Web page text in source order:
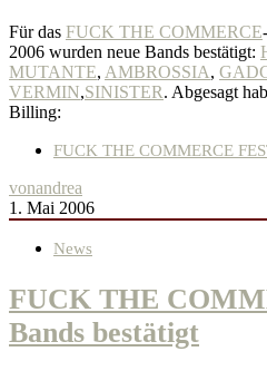
Für das FUCK THE COMMERCE
2006 wurden neue Bands bestätigt:
MUTANTE, AMBROSSIA,
VERMIN,SINISTER. Abgesagt
Billing:
FUCK THE COMMERCE
vonandrea
1. Mai 2006
News
FUCK THE
Bands bestätigt